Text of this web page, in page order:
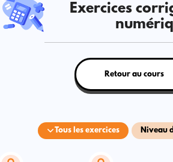
Exercices
Tous les exercices Niveau
Retour au cours